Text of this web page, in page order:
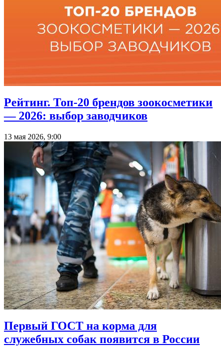
Рейтинг. Топ-20 брендов зоокосметики
— 2026: выбор заводчиков
13 мая 2026, 9:00
Первый ГОСТ на корма для
служебных собак появится в России